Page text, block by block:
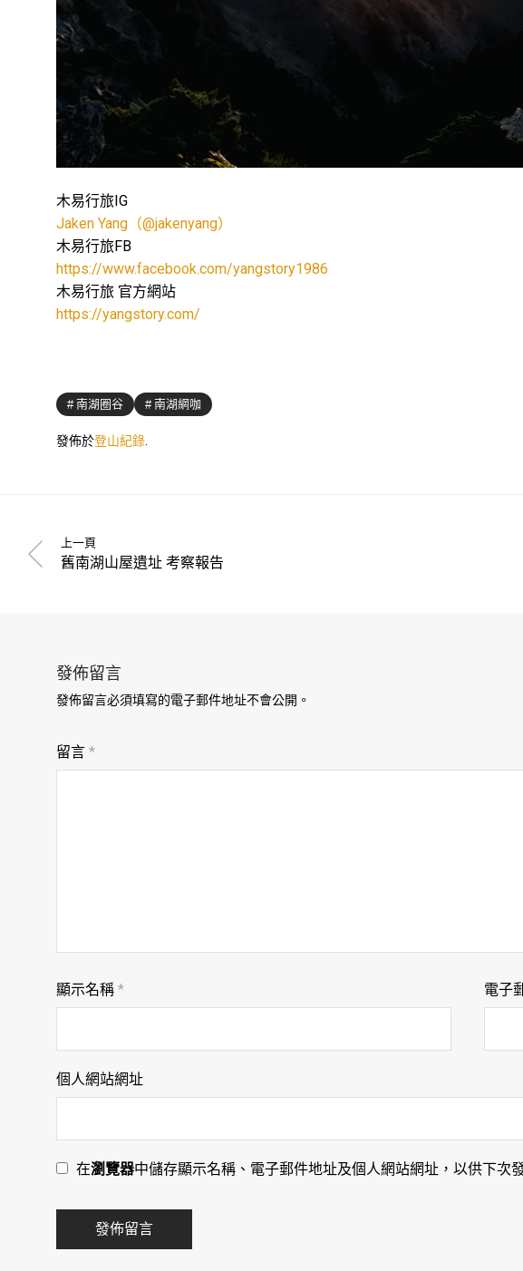
木易行旅IG
Jaken Yang（@jakenyang）
木易行旅FB
https://www.facebook.com/yangstory1986
木易行旅 官方網站
https://yangstory.com/
南湖圈谷 南湖網咖
發佈於登山紀錄.
上一頁
舊南湖山屋遺址 考察報告
發佈留言
發佈留言必須填寫的電子郵件地址不會公開。
留言 *
顯示名稱 * 電子
個人網站網址
在瀏覽器中儲存顯示名稱、電子郵件地址及個人網站網址，以供下次